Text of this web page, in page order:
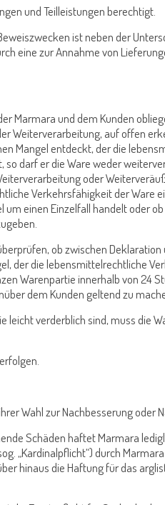
und Teilleistungen berechtigt.
ist neben der
eine zur Annahme von
Marmara und dem Kunden
Weiterverarbeitung, auf offen
Mangel entdeckt, der die
darf er die Ware weder
oder
Verkehrsfähigkeit der Ware
einen Einzelfall handelt oder
ob zwischen
der die lebensmittelrechtliche
Warenpartie innerhalb von 24
dem Kunden geltend zu
verderblich sind, muss die
Wahl zur Nachbesserung oder
Schäden haftet Marmara
„Kardinalpflicht“) durch
hinaus die Haftung für das